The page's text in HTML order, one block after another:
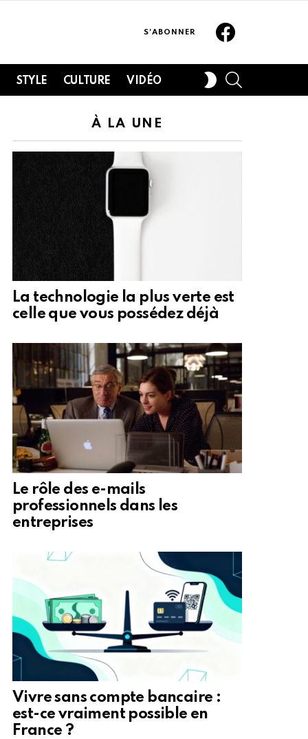
S'ABONNER
STYLE CULTURE VIDÉO
SWITCH
SKIN
À LA UNE
La technologie la plus verte est
celle que vous possédez déjà
Le rôle des e-mails
professionnels dans les
entreprises
Vivre sans compte bancaire :
est-ce vraiment possible en
France ?